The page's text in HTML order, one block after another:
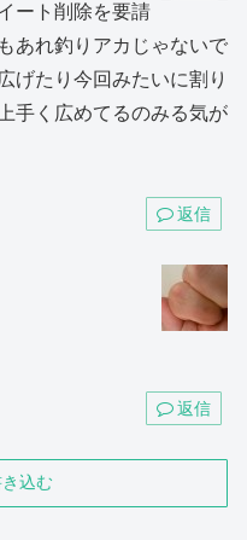
ート削除を要請
あれ釣りアカじゃないで
げたり今回みたいに割り
手く広めてるのみる気が
返信
返信
込む